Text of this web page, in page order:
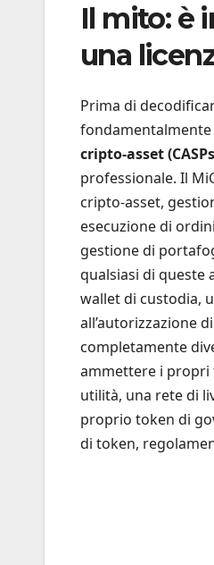
Il mito: è
una
Prima di
fondamentalmente
cripto-asset
professionale. Il
cripto-asset,
esecuzione di
gestione di
qualsiasi di queste
wallet di custodia,
all’autorizzazione
completamente
ammettere i propri
utilità, una rete di
proprio token di
di token,